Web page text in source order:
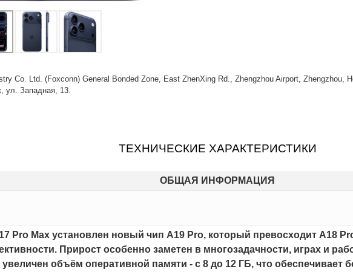
Co. Ltd. (Foxconn) General Bonded Zone, East ZhenXing Rd., Zhengzhou Airport, Zhengzhou,
ул. Западная, 13.
ТЕХНИЧЕСКИЕ ХАРАКТЕРИСТИКИ
ОБЩАЯ ИНФОРМАЦИЯ
Pro Max установлен новый чип A19 Pro, который превосходит A18
Прирост особенно заметен в многозадачности, играх и
увеличен объём оперативной памяти - с 8 до 12 ГБ, что обеспечивает